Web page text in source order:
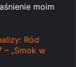
moim
Ród
– „Smok w